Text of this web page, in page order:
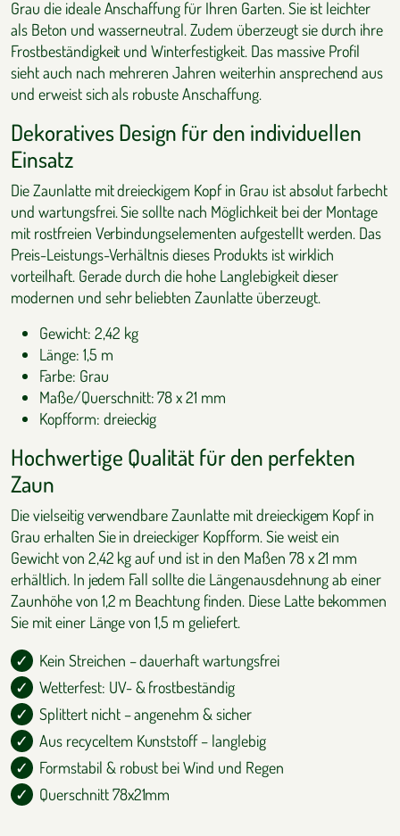
Grau die ideale Anschaffung für Ihren Garten. Sie ist leichter
als Beton und wasserneutral. Zudem überzeugt sie durch ihre
Frostbeständigkeit und Winterfestigkeit. Das massive Profil
sieht auch nach mehreren Jahren weiterhin ansprechend aus
und erweist sich als robuste Anschaffung.
Dekoratives Design für den individuellen
Einsatz
Die Zaunlatte mit dreieckigem Kopf in Grau ist absolut farbecht
und wartungsfrei. Sie sollte nach Möglichkeit bei der Montage
mit rostfreien Verbindungselementen aufgestellt werden. Das
Preis-Leistungs-Verhältnis dieses Produkts ist wirklich
vorteilhaft. Gerade durch die hohe Langlebigkeit dieser
modernen und sehr beliebten Zaunlatte überzeugt.
Gewicht: 2,42 kg
Länge: 1,5 m
Farbe: Grau
Maße/Querschnitt: 78 x 21 mm
Kopfform: dreieckig
Hochwertige Qualität für den perfekten
Zaun
Die vielseitig verwendbare Zaunlatte mit dreieckigem Kopf in
Grau erhalten Sie in dreieckiger Kopfform. Sie weist ein
Gewicht von 2,42 kg auf und ist in den Maßen 78 x 21 mm
erhältlich. In jedem Fall sollte die Längenausdehnung ab einer
Zaunhöhe von 1,2 m Beachtung finden. Diese Latte bekommen
Sie mit einer Länge von 1,5 m geliefert.
Kein Streichen – dauerhaft wartungsfrei
Wetterfest: UV- & frostbeständig
Splittert nicht – angenehm & sicher
Aus recyceltem Kunststoff – langlebig
Formstabil & robust bei Wind und Regen
Querschnitt 78x21mm